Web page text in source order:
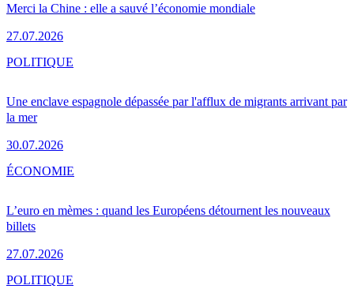
Merci la Chine : elle a sauvé l’économie mondiale
27.07.2026
Une enclave espagnole dépassée par l'afflux de migrants arrivant par
la mer
30.07.2026
POLITIQUE
L’euro en mèmes : quand les Européens détournent les nouveaux
billets
27.07.2026
ÉCONOMIE
POLITIQUE